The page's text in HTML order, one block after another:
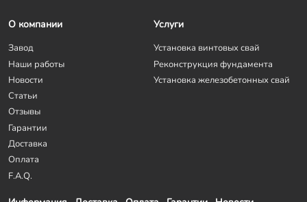
О компании
Завод
Наши работы
Новости
Статьи
Отзывы
Гарантии
Доставка
Оплата
F.A.Q.
Услуги
Установка винтовых свай
Реконструкция фундамента
Установка железобетонных свай